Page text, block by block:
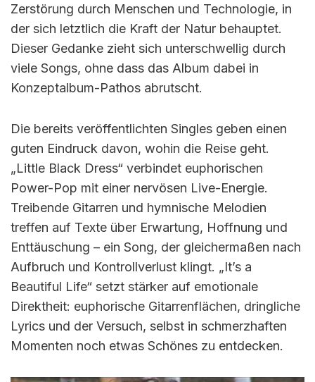
Zerstörung durch Menschen und Technologie, in
der sich letztlich die Kraft der Natur behauptet.
Dieser Gedanke zieht sich unterschwellig durch
viele Songs, ohne dass das Album dabei in
Konzeptalbum-Pathos abrutscht.
Die bereits veröffentlichten Singles geben einen
guten Eindruck davon, wohin die Reise geht.
„Little Black Dress“ verbindet euphorischen
Power-Pop mit einer nervösen Live-Energie.
Treibende Gitarren und hymnische Melodien
treffen auf Texte über Erwartung, Hoffnung und
Enttäuschung – ein Song, der gleichermaßen nach
Aufbruch und Kontrollverlust klingt. „It’s a
Beautiful Life“ setzt stärker auf emotionale
Direktheit: euphorische Gitarrenflächen, dringliche
Lyrics und der Versuch, selbst in schmerzhaften
Momenten noch etwas Schönes zu entdecken.